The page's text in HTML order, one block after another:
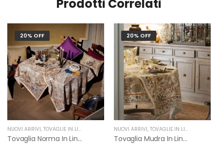
Prodotti Correlati
20% OFF
NUOVI ARRIVI, TOVAGLIE IN LINO TESSITURA TOSCANA TELERIE
Tovaglia Norma In Lino Di Tessitura Toscana Telerie
20% OFF
NUOVI ARRIVI, TOVAGLIE IN LINO
Tovaglia Mudra In Lino Di Tessitura Toscana Telerie